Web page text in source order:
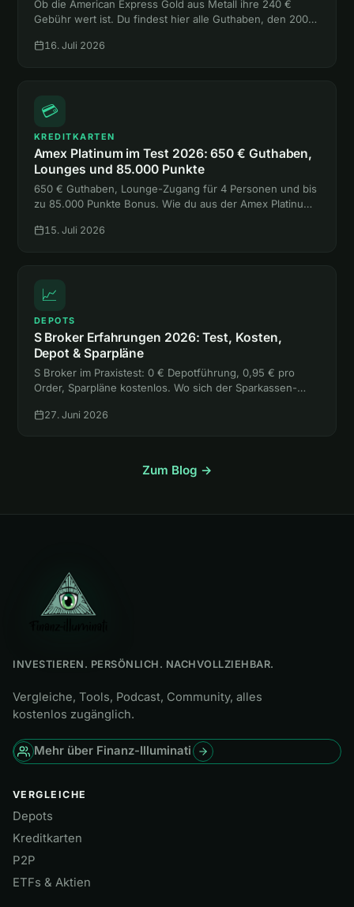
Ob die American Express Gold aus Metall ihre 240 €
Gebühr wert ist. Du findest hier alle Guthaben, den 200-
Platinum und Payback Amex.
16. Juli 2026
💳
KREDITKARTEN
Amex Platinum im Test 2026: 650 € Guthaben,
Lounges und 85.000 Punkte
650 € Guthaben, Lounge-Zugang für 4 Personen und bis
zu 85.000 Punkte Bonus. Wie du aus der Amex Platinum
15. Juli 2026
📈
DEPOTS
S Broker Erfahrungen 2026: Test, Kosten,
Depot & Sparpläne
S Broker im Praxistest: 0 € Depotführung, 0,95 € pro
Order, Sparpläne kostenlos. Wo sich der Sparkassen-
und für wen er passt.
27. Juni 2026
Zum Blog →
INVESTIEREN. PERSÖNLICH. NACHVOLLZIEHBAR.
Vergleiche, Tools, Podcast, Community, alles
kostenlos zugänglich.
Mehr über Finanz-Illuminati
VERGLEICHE
Depots
Kreditkarten
P2P
ETFs & Aktien